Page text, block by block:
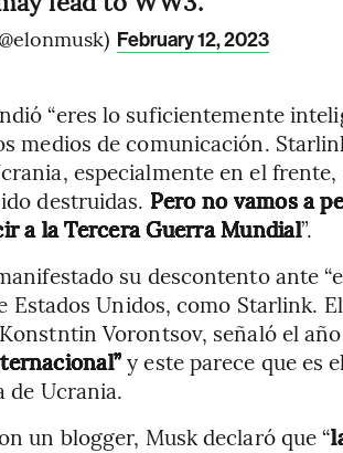
February 12, 2023
“eres lo suficientemente
medios de comunicación.
especialmente en el
destruidas. Pero no vamos a
a la Tercera Guerra Mundial”.
su descontento ante
Estados Unidos, como Starlink.
Vorontsov, señaló el
y este parece que es
de Ucrania.
un blogger, Musk declaró que “